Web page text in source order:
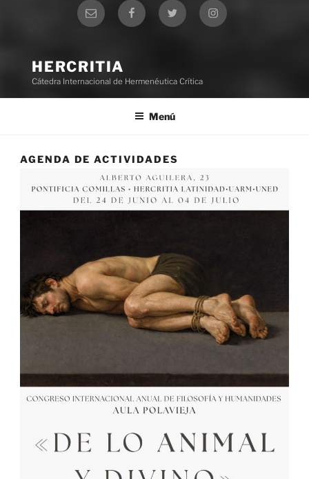
HERCRITIA
Cátedra Internacional de Hermenéutica Crítica
Menú
AGENDA DE ACTIVIDADES
Correo
electrónico
FacebookTwitter Instagram